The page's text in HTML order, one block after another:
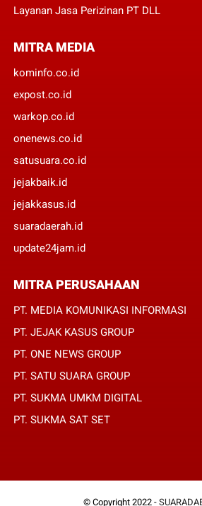
Layanan Jasa Perizinan PT DLL
MITRA MEDIA
kominfo.co.id
expost.co.id
warkop.co.id
onenews.co.id
satusuara.co.id
jejakbaik.id
jejakkasus.id
suaradaerah.id
update24jam.id
MITRA PERUSAHAAN
PT. MEDIA KOMUNIKASI INFORMASI
PT. JEJAK KASUS GROUP
PT. ONE NEWS GROUP
PT. SATU SUARA GROUP
PT. SUKMA UMKM DIGITAL
PT. SUKMA SAT SET
© Copyright 2022 -